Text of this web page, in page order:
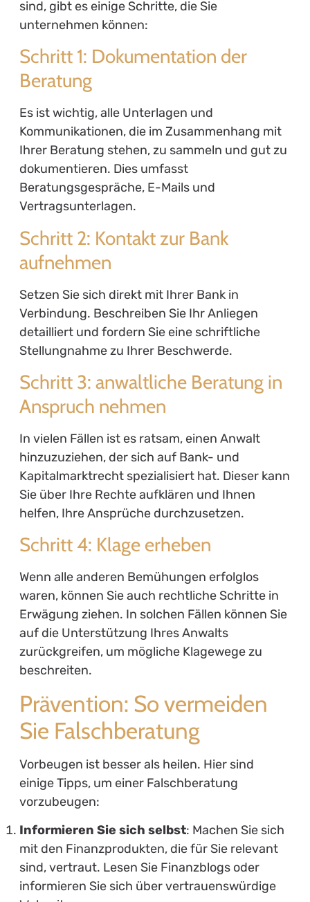
sind, gibt es einige Schritte, die Sie
unternehmen können:
Schritt 1: Dokumentation der
Beratung
Es ist wichtig, alle Unterlagen und
Kommunikationen, die im Zusammenhang mit
Ihrer Beratung stehen, zu sammeln und gut zu
dokumentieren. Dies umfasst
Beratungsgespräche, E-Mails und
Vertragsunterlagen.
Schritt 2: Kontakt zur Bank
aufnehmen
Setzen Sie sich direkt mit Ihrer Bank in
Verbindung. Beschreiben Sie Ihr Anliegen
detailliert und fordern Sie eine schriftliche
Stellungnahme zu Ihrer Beschwerde.
Schritt 3: anwaltliche Beratung in
Anspruch nehmen
In vielen Fällen ist es ratsam, einen Anwalt
hinzuzuziehen, der sich auf Bank- und
Kapitalmarktrecht spezialisiert hat. Dieser kann
Sie über Ihre Rechte aufklären und Ihnen
helfen, Ihre Ansprüche durchzusetzen.
Schritt 4: Klage erheben
Wenn alle anderen Bemühungen erfolglos
waren, können Sie auch rechtliche Schritte in
Erwägung ziehen. In solchen Fällen können Sie
auf die Unterstützung Ihres Anwalts
zurückgreifen, um mögliche Klagewege zu
beschreiten.
Prävention: So vermeiden
Sie Falschberatung
Vorbeugen ist besser als heilen. Hier sind
einige Tipps, um einer Falschberatung
vorzubeugen:
Informieren Sie sich selbst: Machen Sie sich
mit den Finanzprodukten, die für Sie relevant
sind, vertraut. Lesen Sie Finanzblogs oder
informieren Sie sich über vertrauenswürdige